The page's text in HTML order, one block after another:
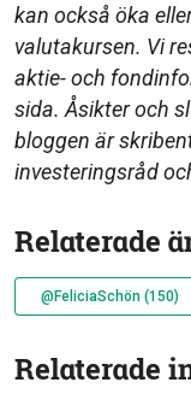
kan också öka
valutakursen. Vi
aktie- och
sida. Åsikter och
bloggen är
investeringsråd
Relaterade
@FeliciaSchön (150)
Relaterade